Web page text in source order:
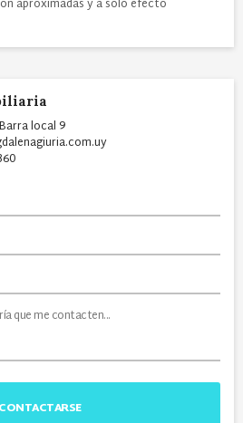
aproximadas y a solo efecto
local 9
CONTACTARSE